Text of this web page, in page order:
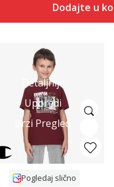
Dodajte u
Detaljnije
Uporedi
Brzi Pregled
Pogledaj slično